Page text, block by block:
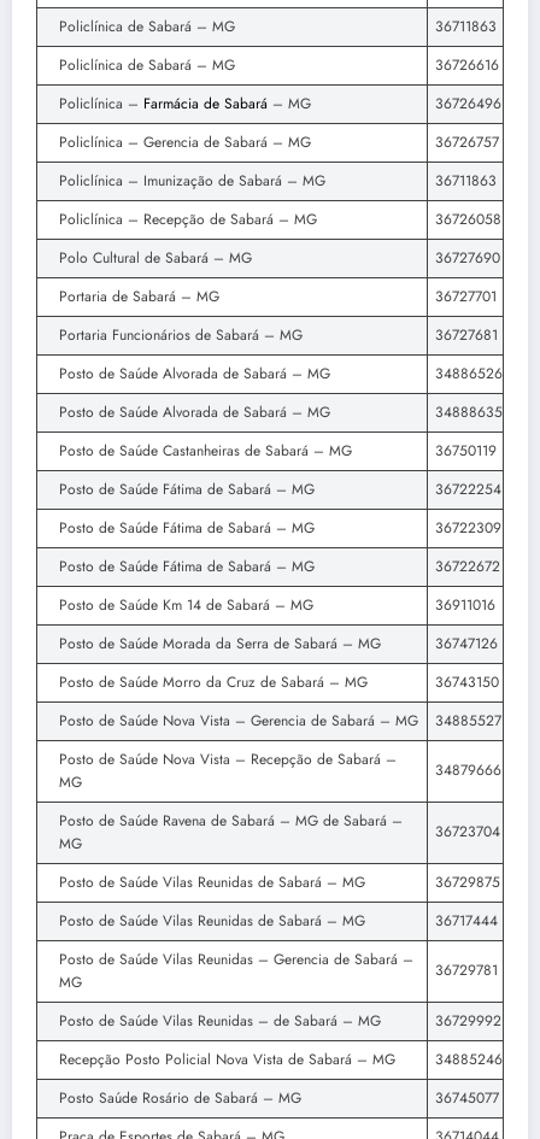
Policlínica de Sabará – MG
36711863
Policlínica de Sabará – MG
36726616
Policlínica – Farmácia de Sabará – MG
36726496
Policlínica – Gerencia de Sabará – MG
36726757
Policlínica – Imunização de Sabará – MG
36711863
Policlínica – Recepção de Sabará – MG
36726058
Polo Cultural de Sabará – MG
36727690
Portaria de Sabará – MG
36727701
Portaria Funcionários de Sabará – MG
36727681
Posto de Saúde Alvorada de Sabará – MG
34886526
Posto de Saúde Alvorada de Sabará – MG
34888635
Posto de Saúde Castanheiras de Sabará – MG
36750119
Posto de Saúde Fátima de Sabará – MG
36722254
Posto de Saúde Fátima de Sabará – MG
36722309
Posto de Saúde Fátima de Sabará – MG
36722672
Posto de Saúde Km 14 de Sabará – MG
36911016
Posto de Saúde Morada da Serra de Sabará – MG
36747126
Posto de Saúde Morro da Cruz de Sabará – MG
36743150
Posto de Saúde Nova Vista – Gerencia de Sabará – MG
34885527
Posto de Saúde Nova Vista – Recepção de Sabará –
MG
34879666
Posto de Saúde Ravena de Sabará – MG de Sabará –
MG
36723704
Posto de Saúde Vilas Reunidas de Sabará – MG
36729875
Posto de Saúde Vilas Reunidas de Sabará – MG
36717444
Posto de Saúde Vilas Reunidas – Gerencia de Sabará –
MG
36729781
Posto de Saúde Vilas Reunidas – de Sabará – MG
36729992
Recepção Posto Policial Nova Vista de Sabará – MG
34885246
Posto Saúde Rosário de Sabará – MG
36745077